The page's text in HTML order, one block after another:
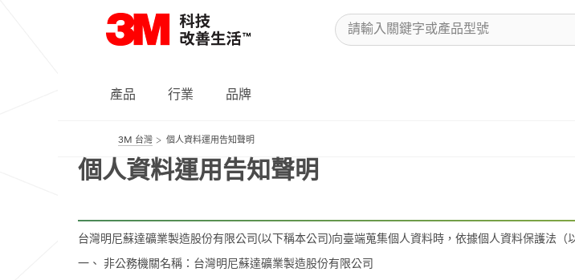
產品 行業 品牌
3M 台灣 個人資料運用告知聲明
個人資料運用告知聲明
台灣明尼蘇達礦業製造股份有限公司(以下稱本公司)向臺端蒐集個人資料時，依據個人資料保護法（
一、 非公務機關名稱：台灣明尼蘇達礦業製造股份有限公司